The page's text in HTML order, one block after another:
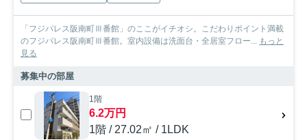
「フジパレス阪南町Ⅲ番館」のここがイチオシ。こだわりポイント満載
のフジパレス阪南町Ⅲ番館。室内設備は洗面台・全居室フロー... もっと
見る
募集中の部屋
1階
6.2万円
1階 / 27.02㎡ / 1LDK